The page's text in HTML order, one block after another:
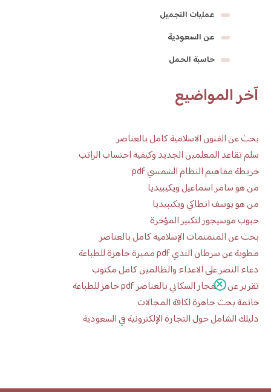
عمليات التجميل
عن السعودية
حاسبة الحمل
آخر المواضيع
بحث عن الفنون الاسلامية كامل بالعناصر
سلم تقاعد المعلمين الجديد وكيفية احتساب الراتب
خريطة مفاهيم النظام الشمسي pdf
من هو سامر اسماعيل ويكيبيديا
من هو يوسف انطاكي ويكيبيديا
حبوب موسيجور لتكبير المؤخرة
بحث عن المنمنمات الإسلامية كامل بالعناصر
مطوية عن سرطان الثدي pdf مميزة جاهزة للطباعة
دعاء النصر على الاعداء والظالمين كامل مكتوب
تقرير عن الانفجار السكاني بالعناصر pdf جاهز للطباعة
خاتمة بحث جاهزة لكافة المجالات
دليلك الشامل حول التجارة الإلكترونية في السعودية